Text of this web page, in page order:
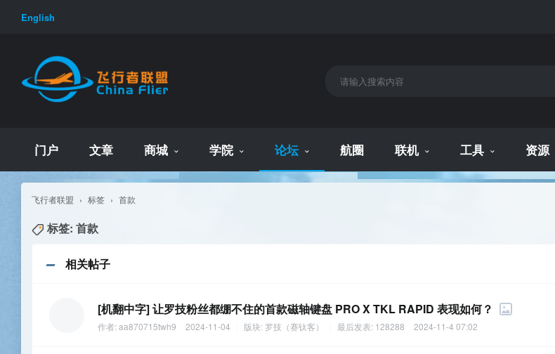
English
门户 文章 商城 学院 论坛 航圈 联机 工具 资源
飞行者联盟 › 标签 › 首款
标签: 首款
相关帖子
[机翻中字] 让罗技粉丝都绷不住的首款磁轴键盘 PRO X TKL RAPID 表现如何？
作者:aa870715twh9 2024-11-04 版块: 罗技（赛钛客） 最后发表: 128288 2024-11-4 07:02